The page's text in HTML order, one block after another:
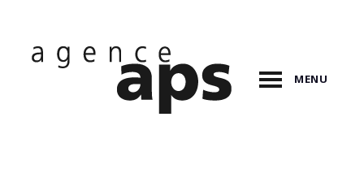
MENU